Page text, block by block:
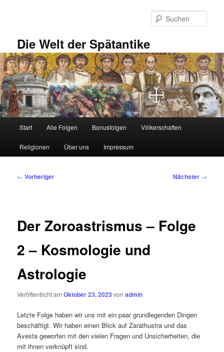
Die Welt der Spätantike
Start Alle Folgen Bonusfolgen Völkerschaften
Religionen Über uns Impressum
Beitragsnavigation
← Vorheriger Nächster →
Der Zoroastrismus – Folge
2 – Kosmologie und
Astrologie
Veröffentlicht amOktober 23, 2023 vonadmin
Letzte Folge haben wir uns mit ein paar grundlegenden Dingen
beschäftigt. Wir haben einen Blick auf Zarathustra und das
Avesta geworfen mit den vielen Fragen und Unsicherheiten, die
mit ihnen verknüpft sind.